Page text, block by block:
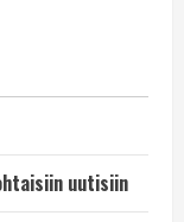
uutisiin